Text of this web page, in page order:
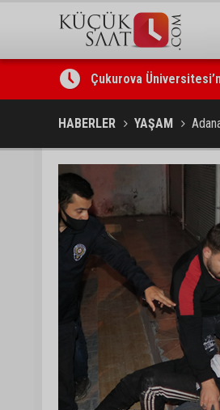
Çukurova
Seyhan’da gıda
HABERLER YAŞAM